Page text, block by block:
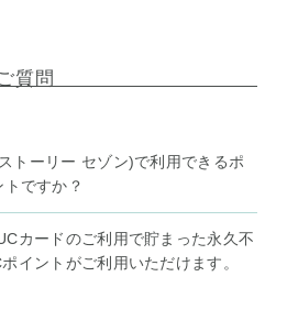
質問
トーリー セゾン)で利用できるポ
ですか？
カードのご利用で貯まった永久不
イントがご利用いただけます。